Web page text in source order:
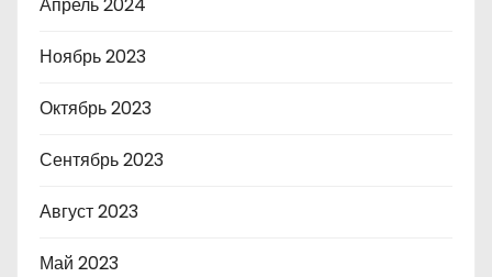
Ноябрь 2023
Октябрь 2023
Сентябрь 2023
Август 2023
Май 2023